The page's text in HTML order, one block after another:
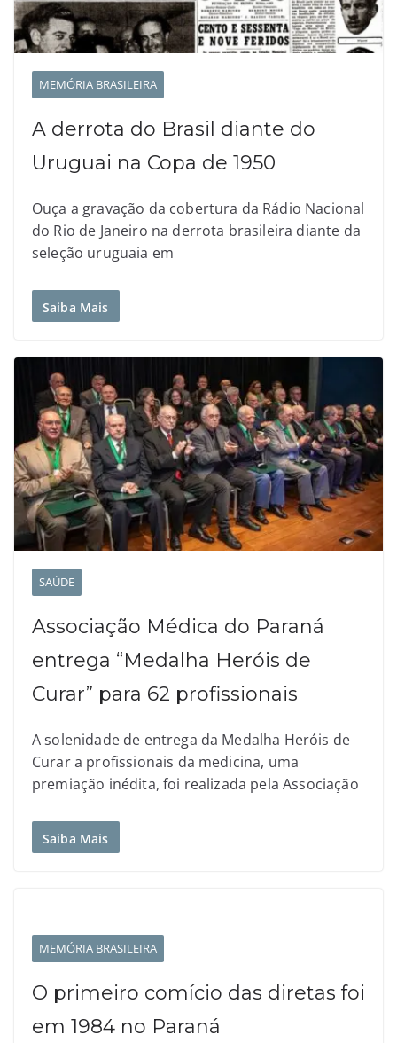
MEMÓRIA BRASILEIRA
A derrota do Brasil diante do
Uruguai na Copa de 1950
Ouça a gravação da cobertura da Rádio Nacional
do Rio de Janeiro na derrota brasileira diante da
seleção uruguaia em
Saiba Mais
SAÚDE
Associação Médica do Paraná
entrega “Medalha Heróis de
Curar” para 62 profissionais
A solenidade de entrega da Medalha Heróis de
Curar a profissionais da medicina, uma
premiação inédita, foi realizada pela Associação
Saiba Mais
MEMÓRIA BRASILEIRA
O primeiro comício das diretas foi
em 1984 no Paraná